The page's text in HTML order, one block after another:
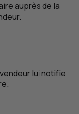
auprès de la
lui notifie